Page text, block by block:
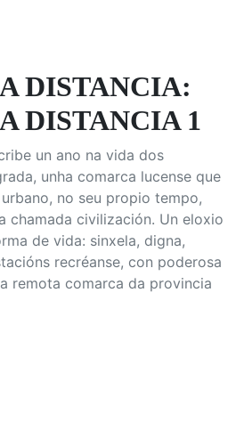
DISTANCIA:
DISTANCIA 1
un ano na vida dos
unha comarca lucense que
no seu propio tempo,
chamada civilización. Un eloxio
de vida: sinxela, digna,
recréanse, con poderosa
remota comarca da provincia